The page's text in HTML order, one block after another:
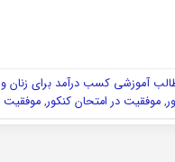
آموزشی کسب درآمد برای زنان
,موفقیت در امتحان کنکور,موفقیت